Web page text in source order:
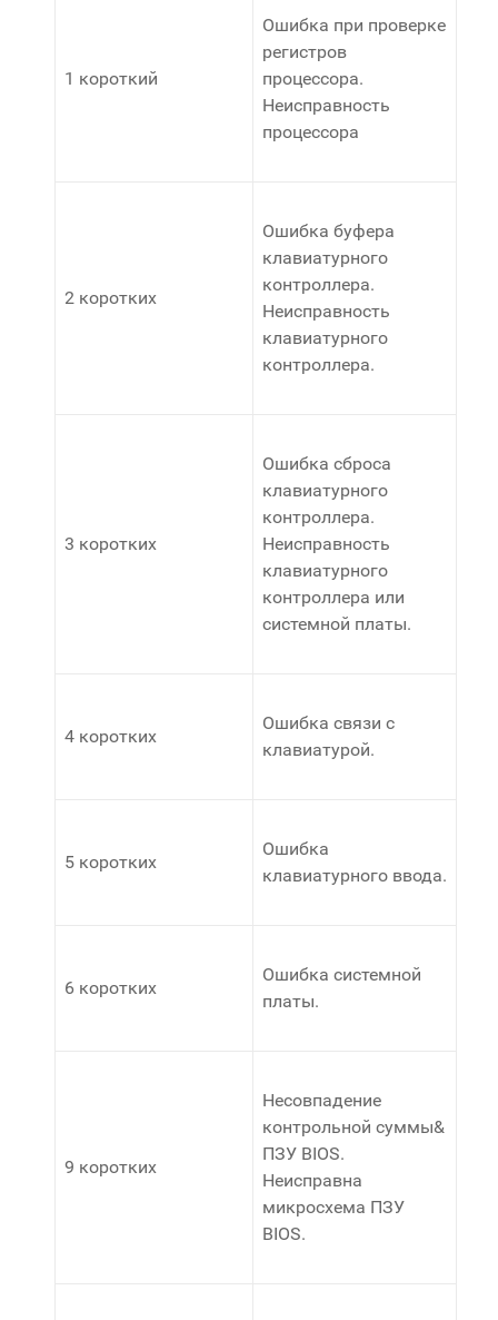
1 короткий
Ошибка при проверке
регистров
процессора.
Неисправность
процессора
2 коротких
Ошибка буфера
клавиатурного
контроллера.
Неисправность
клавиатурного
контроллера.
3 коротких
Ошибка сброса
клавиатурного
контроллера.
Неисправность
клавиатурного
контроллера или
системной платы.
4 коротких
Ошибка связи с
клавиатурой.
5 коротких
Ошибка
клавиатурного ввода.
6 коротких
Ошибка системной
платы.
9 коротких
Несовпадение
контрольной суммы&
ПЗУ BIOS.
Неисправна
микросхема ПЗУ
BIOS.